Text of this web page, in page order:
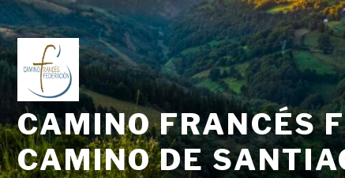
CAMINO FRANCÉS
CAMINO DE